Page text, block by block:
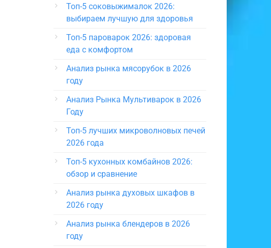
Топ-5 соковыжималок 2026:
выбираем лучшую для здоровья
Топ-5 пароварок 2026: здоровая
еда с комфортом
Анализ рынка мясорубок в 2026
году
Анализ Рынка Мультиварок в 2026
Году
Топ-5 лучших микроволновых печей
2026 года
Топ-5 кухонных комбайнов 2026:
обзор и сравнение
Анализ рынка духовых шкафов в
2026 году
Анализ рынка блендеров в 2026
году